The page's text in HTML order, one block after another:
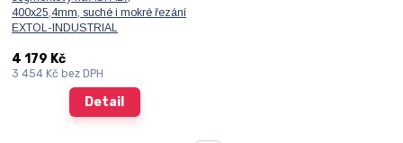
400x25,4mm, suché i mokré řezání
EXTOL-INDUSTRIAL
4 179 Kč
3 454 Kč bez DPH
Detail